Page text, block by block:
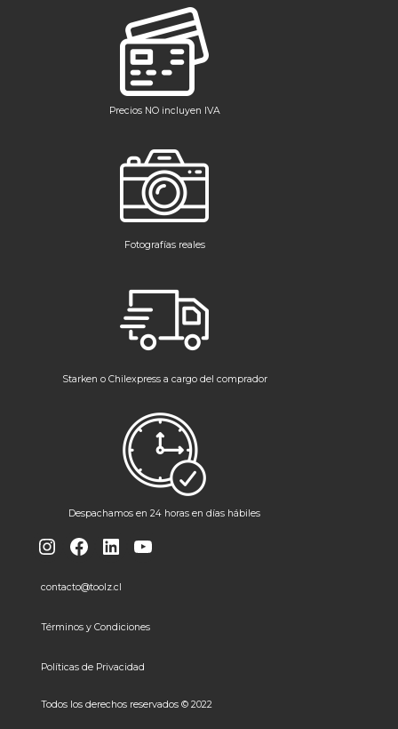
Precios NO incluyen IVA
Fotografías reales
Starken o Chilexpress a cargo del comprador
Despachamos en 24 horas en días hábiles
contacto@toolz.cl
Términos y Condiciones
Políticas de Privacidad
Todos los derechos reservados © 2022